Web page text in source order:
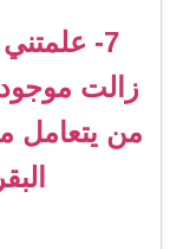
7-
زالت
من يتعامل